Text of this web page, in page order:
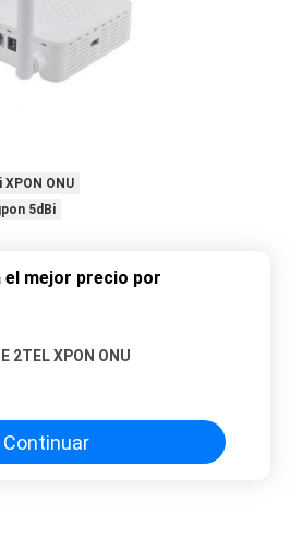
XPON ONU
5dBi
el mejor precio por
2TEL XPON ONU
Continuar